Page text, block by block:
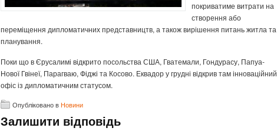
покриватиме витрати на
створення або
переміщення дипломатичних представництв, а також вирішення питань житла та
планування.
Поки що в Єрусалимі відкрито посольства США, Гватемали, Гондурасу, Папуа-
Нової Гвінеї, Парагваю, Фіджі та Косово. Еквадор у грудні відкрив там інноваційний
офіс із дипломатичним статусом.
Опубліковано вНовини
Залишити відповідь